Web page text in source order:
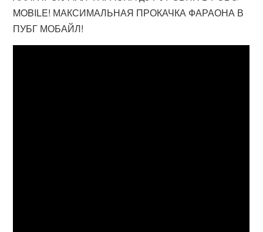
MOBILE! МАКСИМАЛЬНАЯ ПРОКАЧКА ФАРАОНА В
ПУБГ МОБАЙЛ!